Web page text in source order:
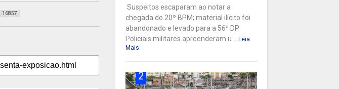
16857
Suspeitos escaparam ao notar a
chegada do 20º BPM; material ilícito foi
abandonado e levado para a 56ª DP
Policiais militares apreenderam u...
Leia
Mais
2